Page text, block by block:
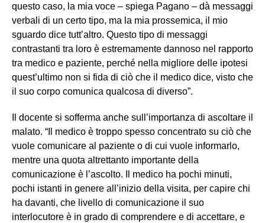
questo caso, la mia voce – spiega Pagano – dà messaggi
verbali di un certo tipo, ma la mia prossemica, il mio
sguardo dice tutt’altro. Questo tipo di messaggi
contrastanti tra loro è estremamente dannoso nel rapporto
tra medico e paziente, perché nella migliore delle ipotesi
quest’ultimo non si fida di ciò che il medico dice, visto che
il suo corpo comunica qualcosa di diverso”.
Il docente si sofferma anche sull’importanza di ascoltare il
malato. “Il medico è troppo spesso concentrato su ciò che
vuole comunicare al paziente o di cui vuole informarlo,
mentre una quota altrettanto importante della
comunicazione è l’ascolto. Il medico ha pochi minuti,
pochi istanti in genere all’inizio della visita, per capire chi
ha davanti, che livello di comunicazione il suo
interlocutore è in grado di comprendere e di accettare, e